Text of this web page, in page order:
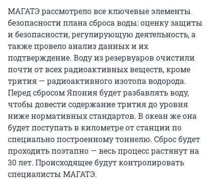
МАГАТЭ рассмотрело все ключевые элементы
безопасности плана сброса воды: оценку защиты
и безопасности, регулирующую деятельность, а
также провело анализ данных и их
подтверждение. Воду из резервуаров очистили
почти от всех радиоактивных веществ, кроме
трития — радиоактивного изотопа водорода.
Перед сбросом Япония будет разбавлять воду,
чтобы довести содержание трития до уровня
ниже нормативных стандартов. В океан же она
будет поступать в километре от станции по
специально построенному тоннелю. Сброс будет
проходить поэтапно — весь процесс растянут на
30 лет. Происходящее будут контролировать
специалисты МАГАТЭ.